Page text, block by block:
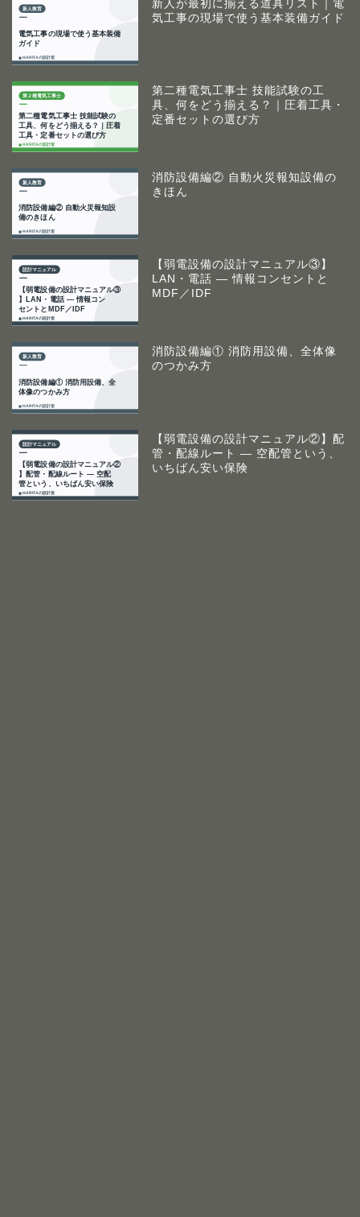
新人が最初に揃える道具リスト｜電
気工事の現場で使う基本装備ガイド
第二種電気工事士 技能試験の工
具、何をどう揃える？｜圧着工具・
定番セットの選び方
消防設備編② 自動火災報知設備の
きほん
【弱電設備の設計マニュアル③】
LAN・電話 ― 情報コンセントと
MDF／IDF
消防設備編① 消防用設備、全体像
のつかみ方
【弱電設備の設計マニュアル②】配
管・配線ルート ― 空配管という、
いちばん安い保険